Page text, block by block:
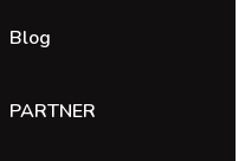
Blog
PARTNER